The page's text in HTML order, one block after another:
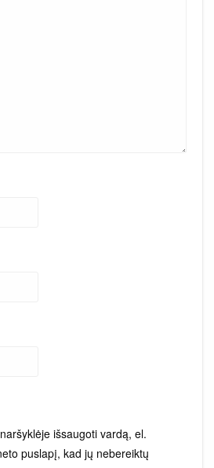
išsaugoti vardą, el.
puslapį, kad jų nebereiktų